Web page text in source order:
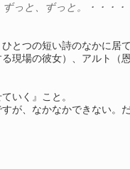
と、ずっと。・・・・
とつの短い詩のなかに
現場の彼女）、アルト
いく』こと。
が、なかなかできない